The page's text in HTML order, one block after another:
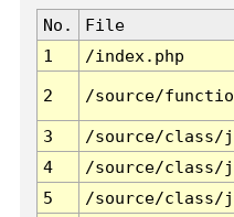
No. File
1
/index.php
2 /source/
3 /source/class/
4
/source/class/
5
/source/class/